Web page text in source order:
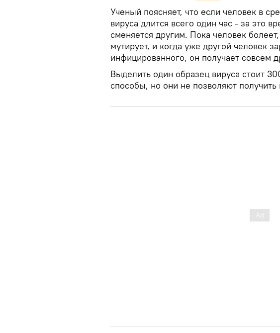
Ученый поясняет, что если человек в
вируса длится всего один час - за это
сменяется другим. Пока человек
мутирует, и когда уже другой человек
инфицированного, он получает совсем
Выделить один образец вируса стоит
способы, но они не позволяют